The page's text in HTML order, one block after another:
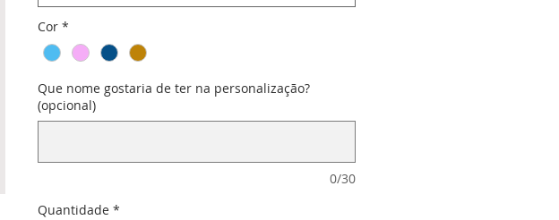
Cor *
Que nome gostaria de ter na personalização?
(opcional)
0/30
Quantidade *